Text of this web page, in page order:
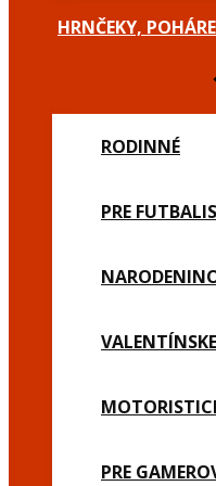
HRNČEKY, POHÁRE
RODINNÉ
PRE
VALENTÍNSKE
PRE